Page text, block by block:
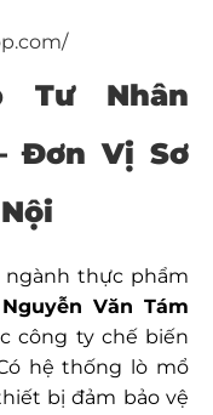
Tư Nhân
Đơn Vị Sơ
ngành thực phẩm
Văn Tám
công ty chế biến
hệ thống lò mổ
bị đảm bảo vệ